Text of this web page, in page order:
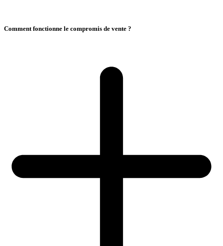
Comment fonctionne le compromis de vente ?